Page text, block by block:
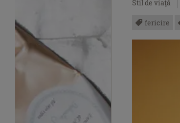
Stil de viaţă
fericire